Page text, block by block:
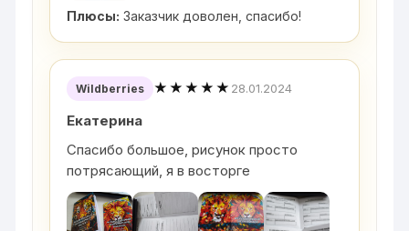
Плюсы: Заказчик доволен, спасибо!
Wildberries ★★★★★ 28.01.2024
Екатерина
Спасибо большое, рисунок просто
потрясающий, я в восторге